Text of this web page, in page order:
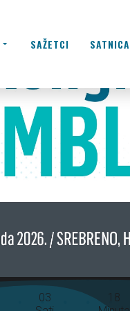
SAŽETCI SATNICA
03
18